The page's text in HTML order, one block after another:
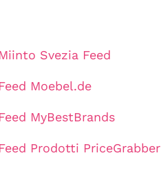
Miinto Svezia Feed
Feed Moebel.de
Feed MyBestBrands
Feed Prodotti PriceGrabber